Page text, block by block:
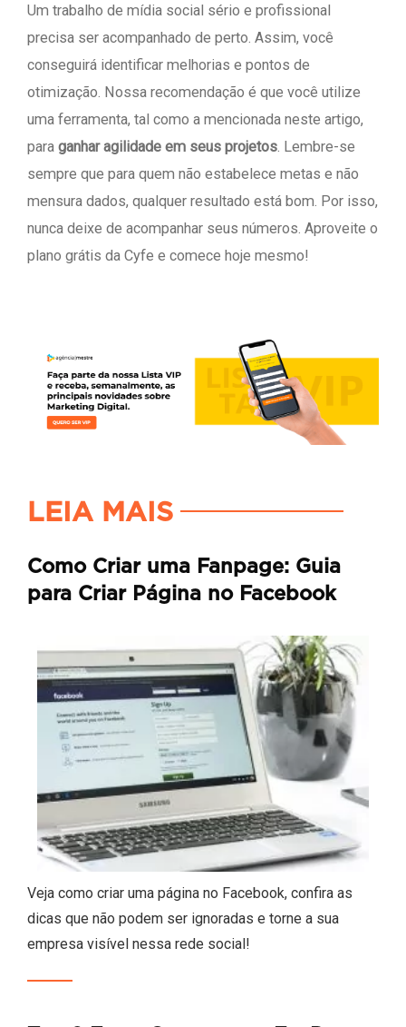
Um trabalho de mídia social sério e profissional
precisa ser acompanhado de perto. Assim, você
conseguirá identificar melhorias e pontos de
otimização. Nossa recomendação é que você utilize
uma ferramenta, tal como a mencionada neste artigo,
para ganhar agilidade em seus projetos. Lembre-se
sempre que para quem não estabelece metas e não
mensura dados, qualquer resultado está bom. Por isso,
nunca deixe de acompanhar seus números. Aproveite o
plano grátis da Cyfe e comece hoje mesmo!
LEIA MAIS
Como Criar uma Fanpage: Guia
para Criar Página no Facebook
Veja como criar uma página no Facebook, confira as
dicas que não podem ser ignoradas e torne a sua
empresa visível nessa rede social!